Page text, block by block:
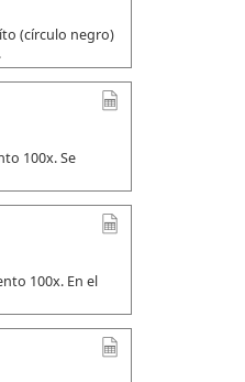
(círculo negro)
100x. Se
100x. En el